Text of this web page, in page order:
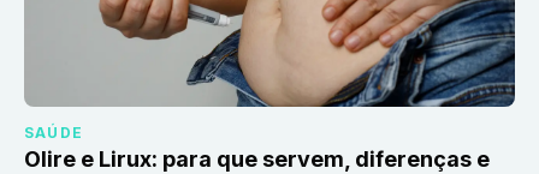
SAÚDE
Olire e Lirux: para que servem, diferenças e